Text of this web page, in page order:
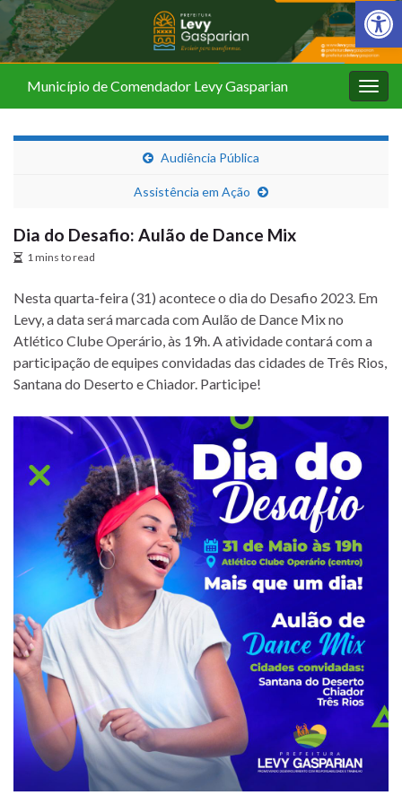
Barra de
Município de Comendador Levy Gasparian
Audiência Pública
Assistência em Ação
Dia do Desafio: Aulão de Dance Mix
1 mins to read
Nesta quarta-feira (31) acontece o dia do Desafio 2023. Em
Levy, a data será marcada com Aulão de Dance Mix no
Atlético Clube Operário, às 19h. A atividade contará com a
participação de equipes convidadas das cidades de Três Rios,
Santana do Deserto e Chiador. Participe!